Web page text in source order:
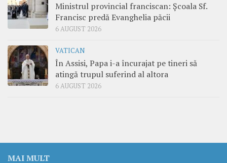
Ministrul provincial franciscan: Școala Sf.
Francisc predă Evanghelia păcii
6 AUGUST 2026
VATICAN
În Assisi, Papa i-a încurajat pe tineri să
atingă trupul suferind al altora
6 AUGUST 2026
MAI MULT